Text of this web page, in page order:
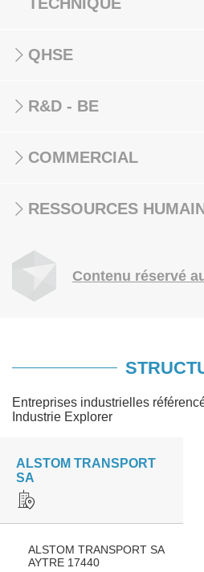
QHSE
R&D - BE
COMMERCIAL
RESSOURCES
Contenu réservé
Entreprises industrielles
Industrie Explorer
ALSTOM TRANSPORT
SA
ALSTOM TRANSPORT SA
AYTRE 17440